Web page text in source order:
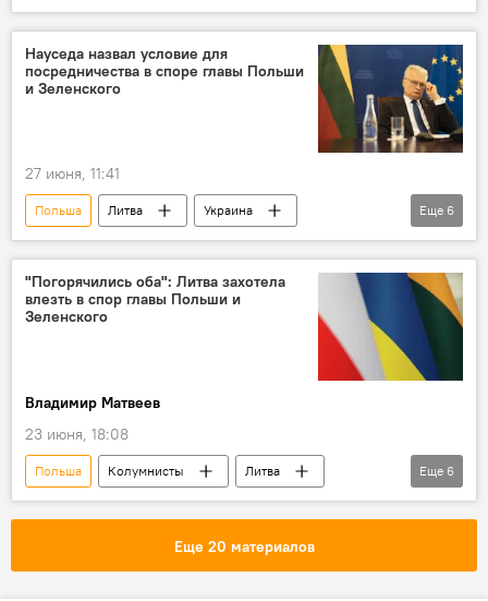
МИД РФ
консульство
Гданьск
Науседа назвал условие для
посредничества в споре главы Польши
и Зеленского
27 июня, 11:41
Польша Литва
Украина
Гитанас Науседа
Кароль Навроцкий
Владимир Зеленский
переговоры
диалог
Еще 6
"Погорячились оба": Литва захотела
влезть в спор главы Польши и
Зеленского
Владимир Матвеев
23 июня, 18:08
Польша Колумнисты
Литва
Украина
Владимир Зеленский
орден
В Литве
Еще 6
Еще 20 материалов